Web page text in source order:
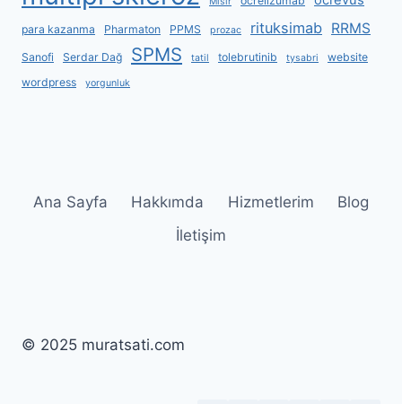
para kazanma Pharmaton PPMS prozac rituksimab RRMS
Sanofi Serdar Dağ SPMS tatil tolebrutinib tysabri
website
wordpress
yorgunluk
Ana Sayfa Hakkımda Hizmetlerim
Blog
İletişim
© 2025 muratsati.com